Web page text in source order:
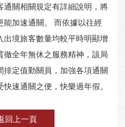
通關相關規定有詳細說明，將
加速通關。 而依據以往經
境旅客數量均較平時明顯增
徹全年無休之服務精神，該局
定值勤關員，加強各項通關
速通關之便，快樂過年假。
回上一頁